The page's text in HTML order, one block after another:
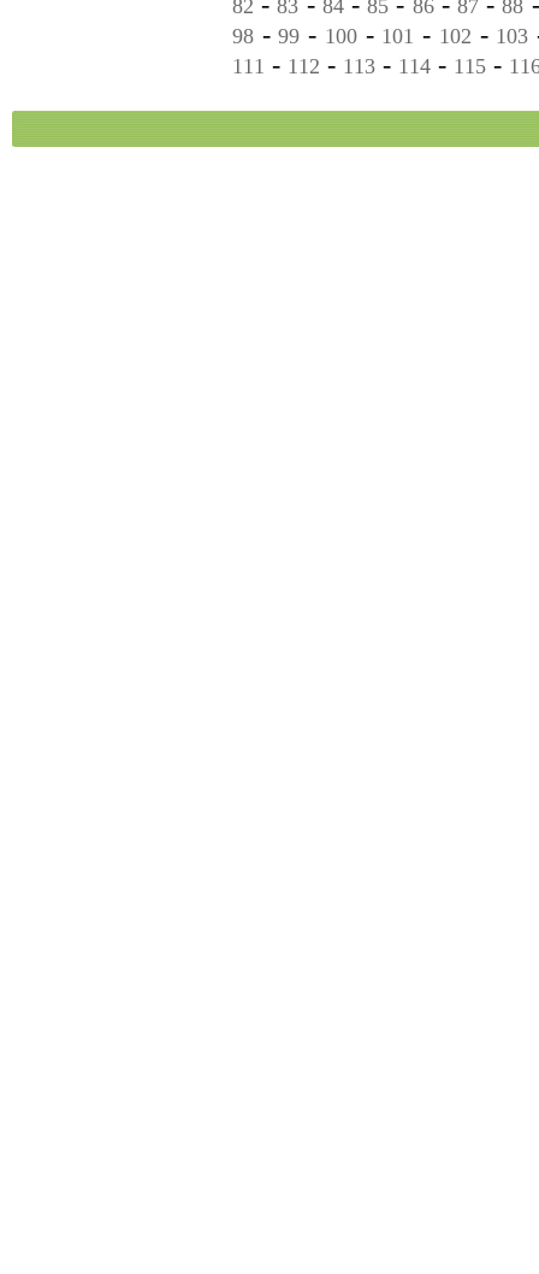
82 83 84 85 86 87 88
98 -99 - 100- 101 - 102 - 103
111 - 112 - 113 - 114 - 115 -